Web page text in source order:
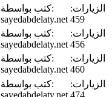
كتب بواسطة:
sayedabdelaty.net
الزيارات:
459
كتب بواسطة:
sayedabdelaty.net
الزيارات:
456
كتب بواسطة:
sayedabdelaty.net
الزيارات:
460
كتب بواسطة:
sayedabdelaty.net
الزيارات:
474